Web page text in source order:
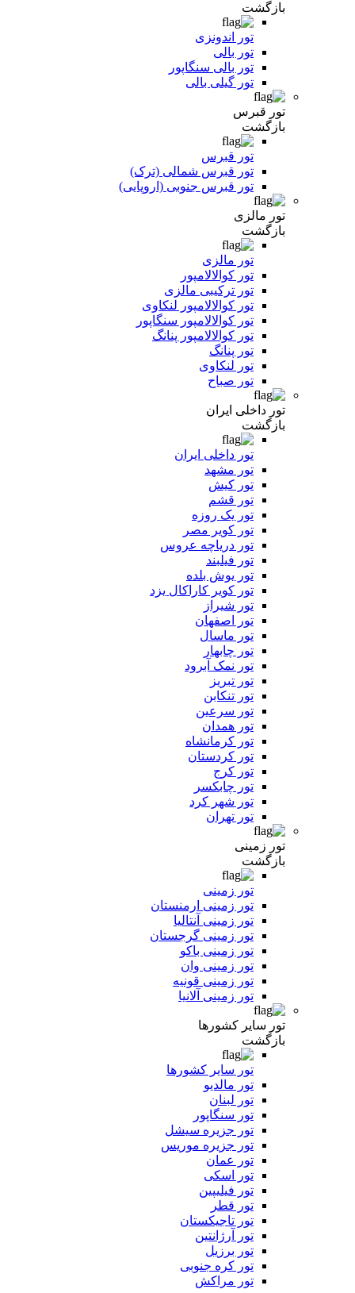
بازگشت
تور اندونزی
تور بالی
تور بالی سنگاپور
تور گیلی بالی
تور قبرس
بازگشت
تور قبرس
تور قبرس شمالی (ترک)
تور قبرس جنوبی (اروپایی)
تور مالزی
بازگشت
تور مالزی
تور کوالالامپور
تور ترکیبی مالزی
تور کوالالامپور لنکاوی
تور کوالالامپور سنگاپور
تور کوالالامپور پنانگ
تور پنانگ
تور لنکاوی
تور صباح
تور داخلی ایران
بازگشت
تور داخلی ایران
تور مشهد
تور کیش
تور قشم
تور یک روزه
تور کویر مصر
تور دریاچه عروس
تور فیلبند
تور یوش بلده
تور کویر کاراکال یزد
تور شیراز
تور اصفهان
تور ماسال
تور چابهار
تور نمک آبرود
تور تبریز
تور تنکابن
تور سرعین
تور همدان
تور کرمانشاه
تور کردستان
تور کرج
تور چابکسر
تور شهر کرد
تور تهران
تور زمینی
بازگشت
تور زمینی
تور زمینی ارمنستان
تور زمینی آنتالیا
تور زمینی گرجستان
تور زمینی باکو
تور زمینی وان
تور زمینی قونیه
تور زمینی آلانیا
تور سایر کشورها
بازگشت
تور سایر کشورها
تور مالدیو
تور لبنان
تور سنگاپور
تور جزیره سیشل
تور جزیره موریس
تور عمان
تور اسکی
تور فیلیپین
تور قطر
تور تاجیکستان
تور آرژانتین
تور برزیل
تور کره جنوبی
تور مراکش